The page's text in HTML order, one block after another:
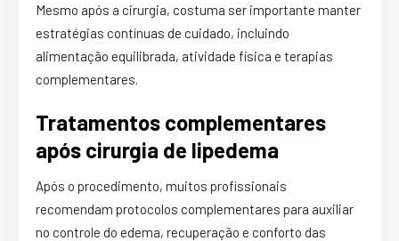
Mesmo após a cirurgia, costuma ser importante manter
estratégias contínuas de cuidado, incluindo
alimentação equilibrada, atividade física e terapias
complementares.
Tratamentos complementares
após cirurgia de lipedema
Após o procedimento, muitos profissionais
recomendam protocolos complementares para auxiliar
no controle do edema, recuperação e conforto das